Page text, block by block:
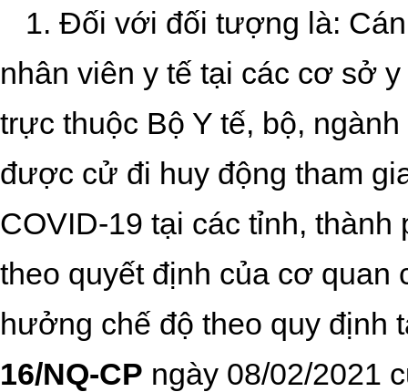
1. Đối với đối tượng là:
nhân viên y tế tại các cơ sở
trực thuộc Bộ Y tế, bộ,
được cử đi huy động tham
COVID-19 tại các tỉnh,
theo quyết định của cơ quan
hưởng chế độ theo quy định
16/NQ-CP ngày 08/02/2021